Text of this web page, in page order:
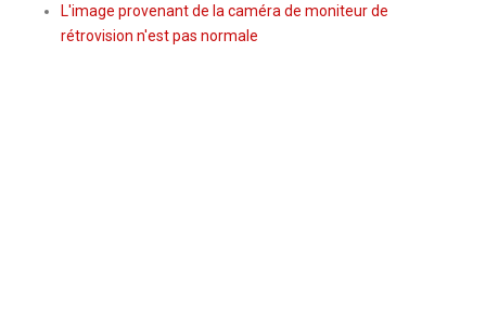
L'image provenant de la caméra de moniteur de
rétrovision n'est pas normale